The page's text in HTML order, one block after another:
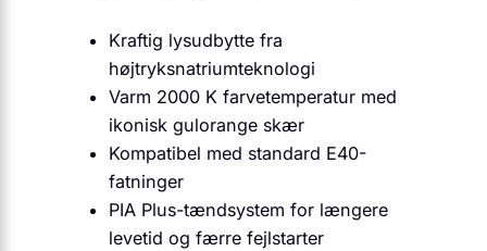
Kraftig lysudbytte fra
højtryksnatriumteknologi
Varm 2000 K farvetemperatur med
ikonisk gulorange skær
Kompatibel med standard E40-
fatninger
PIA Plus-tændsystem for længere
levetid og færre fejlstarter